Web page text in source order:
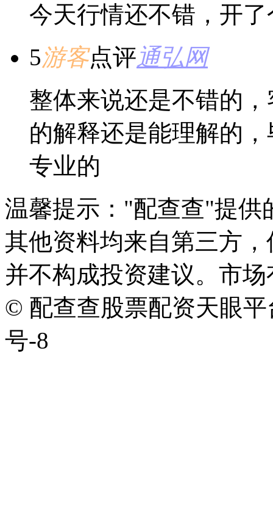
今天行情还不错，开
5游客点评通弘网
整体来说还是不错的
的解释还是能理解的
专业的
温馨提示："配查查"提供
其他资料均来自第三方
并不构成投资建议。市
© 配查查股票配资天眼平
号-8